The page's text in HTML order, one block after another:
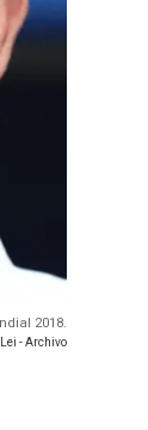
2018.
- Archivo